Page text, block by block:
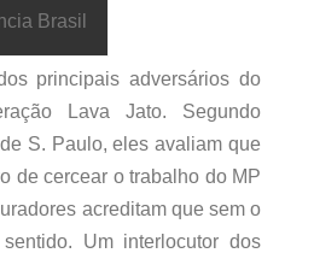
Brasil
principais adversários do
Lava Jato. Segundo
S. Paulo, eles avaliam que
de cercear o trabalho do MP
acreditam que sem o
Um interlocutor dos